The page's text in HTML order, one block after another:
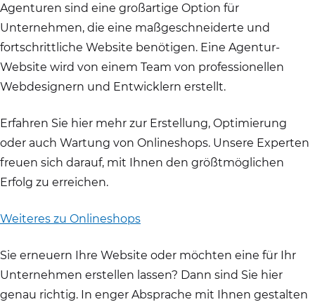
Agenturen sind eine großartige Option für
Unternehmen, die eine maßgeschneiderte und
fortschrittliche Website benötigen. Eine Agentur-
Website wird von einem Team von professionellen
Webdesignern und Entwicklern erstellt.
Erfahren Sie hier mehr zur Erstellung, Optimierung
oder auch Wartung von Onlineshops. Unsere Experten
freuen sich darauf, mit Ihnen den größtmöglichen
Erfolg zu erreichen.
Weiteres zu Onlineshops
Sie erneuern Ihre Website oder möchten eine für Ihr
Unternehmen erstellen lassen? Dann sind Sie hier
genau richtig. In enger Absprache mit Ihnen gestalten